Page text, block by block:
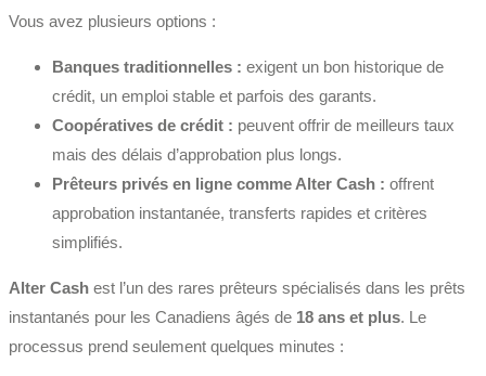
Vous avez plusieurs options :
Banques traditionnelles : exigent un bon historique de
crédit, un emploi stable et parfois des garants.
Coopératives de crédit : peuvent offrir de meilleurs taux
mais des délais d’approbation plus longs.
Prêteurs privés en ligne comme Alter Cash : offrent
approbation instantanée, transferts rapides et critères
simplifiés.
Alter Cash est l’un des rares prêteurs spécialisés dans les prêts
instantanés pour les Canadiens âgés de 18 ans et plus. Le
processus prend seulement quelques minutes :